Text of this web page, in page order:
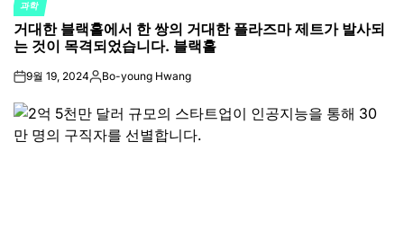
POSTED
IN
과학
거대한 블랙홀에서 한 쌍의 거대한 플라즈마 제트가 발사되
는 것이 목격되었습니다. 블랙홀
on9월 19, 2024Posted
Bo-young Hwang